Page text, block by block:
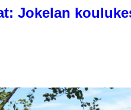
Jokelan